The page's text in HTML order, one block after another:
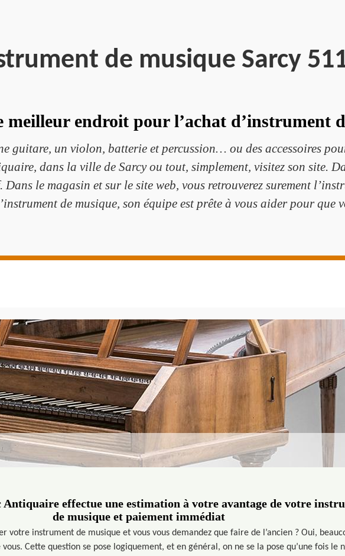
de musique Sarcy
endroit pour l’achat d’instrument
guitare, un violon, batterie et percussion… ou des accessoires
dans la ville de Sarcy ou tout, simplement, visitez son site.
le magasin et sur le site web, vous retrouverez surement
de musique, son équipe est prête à vous aider pour que
effectue une estimation à votre avantage de votre
de musique et paiement immédiat
votre instrument de musique et vous vous demandez que faire de l’ancien ? Oui,
Cette question se pose logiquement, et en général, on ne se la pose qu’une fois le